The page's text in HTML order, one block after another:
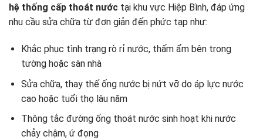
hệ thống cấp thoát nước tại khu vực Hiệp Bình, đáp ứng
nhu cầu sửa chữa từ đơn giản đến phức tạp như:
Khắc phục tình trạng rò rỉ nước, thấm ẩm bên trong
tường hoặc sàn nhà
Sửa chữa, thay thế ống nước bị nứt vỡ do áp lực nước
cao hoặc tuổi thọ lâu năm
Thông tắc đường ống thoát nước sinh hoạt khi nước
chảy chậm, ứ đọng